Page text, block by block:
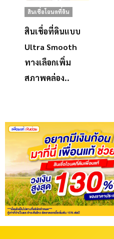
สินเชื่อโฉนดที่ดิน
สินเชื่อที่ดินแบบ
Ultra Smooth
ทางเลือกเพิ่ม
สภาพคล่อง..